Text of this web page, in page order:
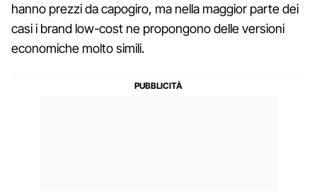
hanno prezzi da capogiro, ma nella maggior parte dei
casi i brand low-cost ne propongono delle versioni
economiche molto simili.